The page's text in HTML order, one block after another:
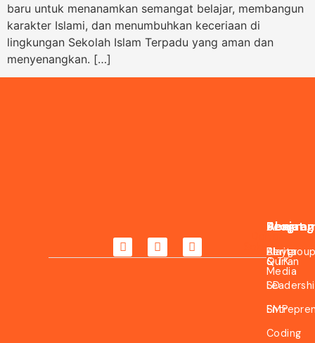
baru untuk menanamkan semangat belajar, membangun
karakter Islami, dan menumbuhkan keceriaan di
lingkungan Sekolah Islam Terpadu yang aman dan
menyenangkan. […]
About
Berita
&
Media
Jenjang
& TK
SD
SMP
Al-
Qur’an
Coding
Sekarang